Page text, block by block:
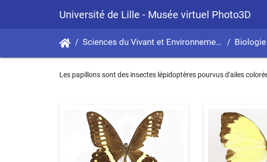
Université de Lille - Musée virtuel Photo3D
Sciences du Vivant et Environnement Biologie
Les papillons sont des insectes lépidoptères pourvus d'ailes